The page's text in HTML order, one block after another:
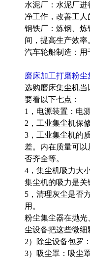
水泥厂：水泥厂
净工作，改善工人
钢铁厂：炼钢、
间，提高生产效率
汽车轮船制造：
磨床加工打磨粉
选购磨床集尘机
要看以下七点：
1，电源装置：电
2，工业集尘机保
3，工业集尘机的
差。内在质量可
否齐全等。
4，集尘机吸力大
集尘机的吸力是关
5，清理灰尘是否
用。
粉尘集尘器在抛
尘设备把这些微
2）除尘设备包罗
3）吸尘罩：吸尘